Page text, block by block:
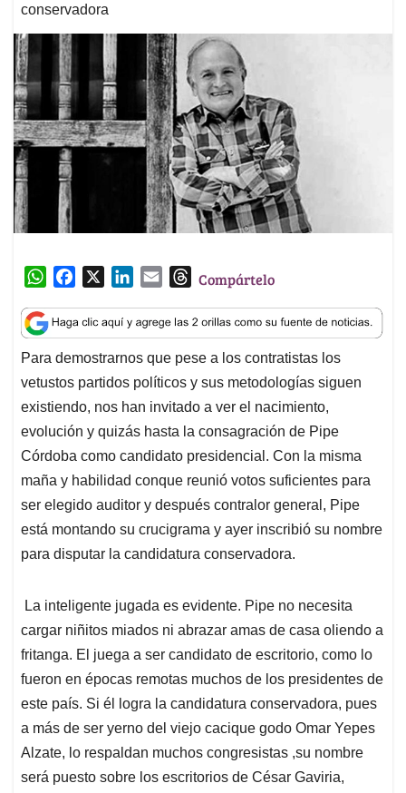
conservadora
W
a
t
s
A
p
p
c
e
b
o
o
k
n
k
e
d
I
n
a
i
l
T
r
e
a
d
s
Compártelo
Para demostrarnos que pese a los contratistas los
vetustos partidos políticos y sus metodologías siguen
existiendo, nos han invitado a ver el nacimiento,
evolución y quizás hasta la consagración de Pipe
Córdoba como candidato presidencial. Con la misma
maña y habilidad conque reunió votos suficientes para
ser elegido auditor y después contralor general, Pipe
está montando su crucigrama y ayer inscribió su nombre
para disputar la candidatura conservadora.
La inteligente jugada es evidente. Pipe no necesita
cargar niñitos miados ni abrazar amas de casa oliendo a
fritanga. El juega a ser candidato de escritorio, como lo
fueron en épocas remotas muchos de los presidentes de
este país. Si él logra la candidatura conservadora, pues
a más de ser yerno del viejo cacique godo Omar Yepes
Alzate, lo respaldan muchos congresistas ,su nombre
será puesto sobre los escritorios de César Gaviria,